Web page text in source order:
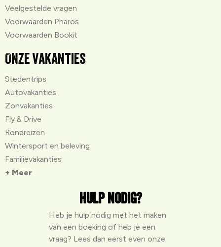
Veelgestelde vragen
Voorwaarden Pharos
Voorwaarden Bookit
Onze vakanties
Stedentrips
Autovakanties
Zonvakanties
Fly & Drive
Rondreizen
Wintersport en beleving
Familievakanties
+ Meer
Hulp nodig?
Heb je hulp nodig met het maken
van een boeking of heb je een
vraag? Lees dan eerst even onze